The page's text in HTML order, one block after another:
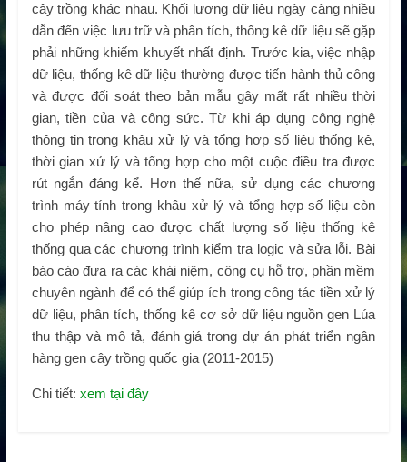
cây trồng khác nhau. Khối lượng dữ liệu ngày càng nhiều
dẫn đến việc lưu trữ và phân tích, thống kê dữ liệu sẽ gặp
phải những khiếm khuyết nhất định. Trước kia, việc nhập
dữ liệu, thống kê dữ liệu thường được tiến hành thủ công
và được đối soát theo bản mẫu gây mất rất nhiều thời
gian, tiền của và công sức. Từ khi áp dụng công nghệ
thông tin trong khâu xử lý và tổng hợp số liệu thống kê,
thời gian xử lý và tổng hợp cho một cuộc điều tra được
rút ngắn đáng kể. Hơn thế nữa, sử dụng các chương
trình máy tính trong khâu xử lý và tổng hợp số liệu còn
cho phép nâng cao được chất lượng số liệu thống kê
thống qua các chương trình kiểm tra logic và sửa lỗi. Bài
báo cáo đưa ra các khái niệm, công cụ hỗ trợ, phần mềm
chuyên ngành để có thể giúp ích trong công tác tiền xử lý
dữ liệu, phân tích, thống kê cơ sở dữ liệu nguồn gen Lúa
thu thập và mô tả, đánh giá trong dự án phát triển ngân
hàng gen cây trồng quốc gia (2011-2015)
Chi tiết: xem tại đây